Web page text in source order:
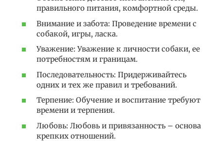
правильного питания, комфортной среды.
Внимание и забота: Проведение времени с
собакой, игры, ласка.
Уважение: Уважение к личности собаки, ее
потребностям и границам.
Последовательность: Придерживайтесь
одних и тех же правил и требований.
Терпение: Обучение и воспитание требуют
времени и терпения.
Любовь: Любовь и привязанность – основа
крепких отношений.